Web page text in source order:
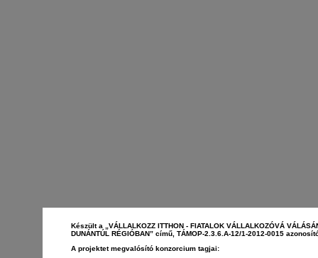
Készült a „VÁLLALKOZZ ITTHON - FIATALOK VÁLLALKOZÓVÁ
DUNÁNTÚL RÉGIÓBAN” című, TÁMOP-2.3.6.A-12/1-2012-0015
A projektet megvalósító konzorcium tagjai: